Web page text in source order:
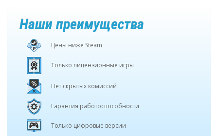
Наши преимущества
Цены ниже Steam
Только лицензионные игры
Нет скрытых комиссий
Гарантия работоспособности
Только цифровые версии